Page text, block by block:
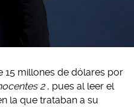
15 millones de dólares por
2 , pues al leer el
la que trataban a su